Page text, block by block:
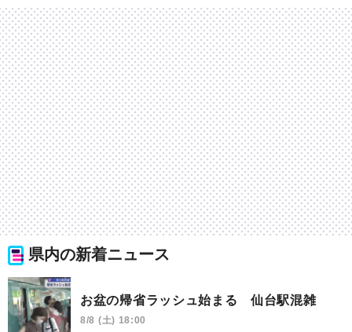
県内の新着ニュース
お盆の帰省ラッシュ始まる 仙台駅混雑
8/8 (土) 18:00